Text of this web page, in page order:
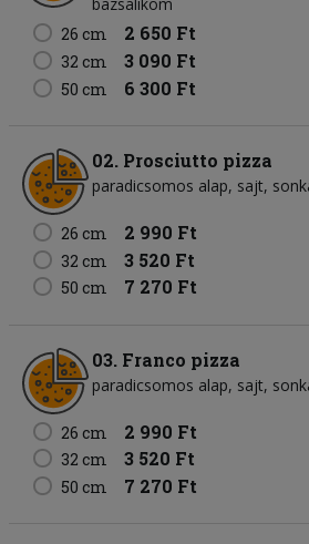
26 cm
2 650 Ft
32 cm 3 090 Ft
50 cm 6 300 Ft
02. Prosciutto pizza
paradicsomos alap sajt
26 cm 2 990 Ft
32 cm 3 520 Ft
50 cm 7 270 Ft
03. Franco pizza
paradicsomos alap sajt
26 cm 2 990 Ft
32 cm 3 520 Ft
50 cm 7 270 Ft